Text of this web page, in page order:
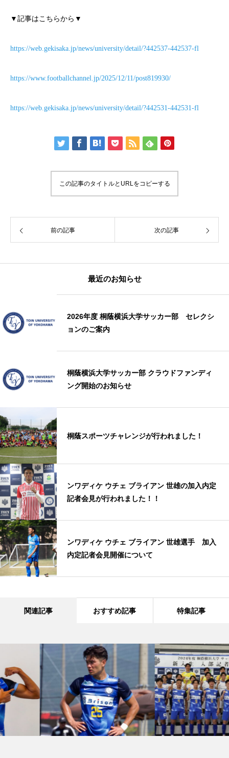
▼記事はこちらから▼
https://web.gekisaka.jp/news/university/detail/?442537-442537-fl
https://www.footballchannel.jp/2025/12/11/post819930/
https://web.gekisaka.jp/news/university/detail/?442531-442531-fl
この記事のタイトルとURLをコピーする
前の記事 次の記事
最近のお知らせ
2026年度 桐蔭横浜大学サッカー部 セレクシ
ョンのご案内
桐蔭横浜大学サッカー部 クラウドファンディ
ング開始のお知らせ
桐蔭スポーツチャレンジが行われました！
ンワディケ ウチェ ブライアン 世雄の加入内定
記者会見が行われました！！
ンワディケ ウチェ ブライアン 世雄選手 加入
内定記者会見開催について
関連記事 おすすめ記事 特集記事